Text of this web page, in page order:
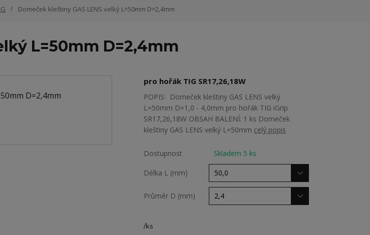
Domeček kleštiny GAS LENS velký L=50mm D=2,4mm
L=50mm D=2,4mm
pro hořák TIG SR17,26,18W
POPIS: Domeček kleštiny GAS LENS velký
L=50mm D=1,0 - 4,0mm pro hořák TIG iGrip
SR17,26,18W OBSAH BALENÍ: 1 ks Domeček
kleštiny GAS LENS velký L=50mm celý popis
Dostupnost Skladem 5 ks
Délka L (mm)
Průměr D (mm)
/ks